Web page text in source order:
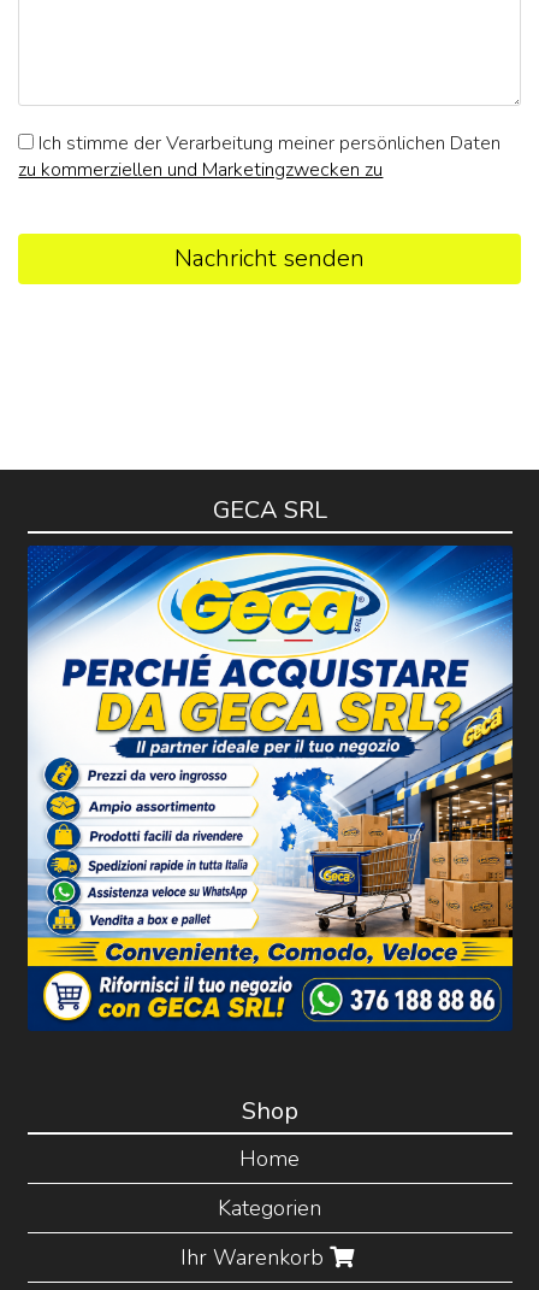
Ich stimme der Verarbeitung meiner persönlichen Daten
zu kommerziellen und Marketingzwecken zu
Nachricht senden
GECA SRL
Shop
Home
Kategorien
Ihr Warenkorb